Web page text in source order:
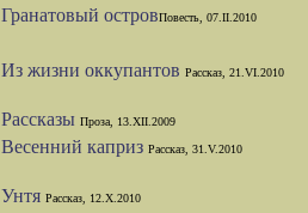
Гранатовый островПовесть, 07.II.2010
Из жизни оккупантов Рассказ, 21.VI.2010
Рассказы Проза, 13.XII.2009
Весенний каприз Рассказ, 31.V.2010
Унтя Рассказ, 12.X.2010